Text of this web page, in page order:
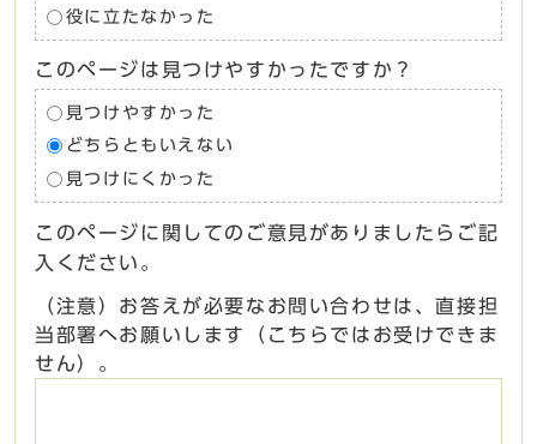
役に立たなかった
このページは見つけやすかったですか？
見つけやすかった
どちらともいえない
見つけにくかった
このページに関してのご意見がありましたらご記
入ください。
（注意）お答えが必要なお問い合わせは、直接担
当部署へお願いします（こちらではお受けできま
せん）。